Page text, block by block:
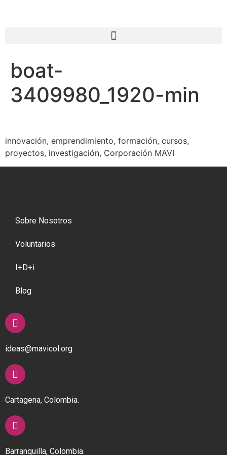
boat-
3409980_1920-min
innovación, emprendimiento, formación, cursos,
proyectos, investigación, Corporación MAVI
Sobre Nosotros
Voluntarios
I+D+i
Blog
ideas@mavicol.org
Cartagena, Colombia.
Barranquilla, Colombia.